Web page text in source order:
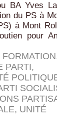
BA Yves
du PS à
à Mont
pour
PARTI,
, UNITÉ